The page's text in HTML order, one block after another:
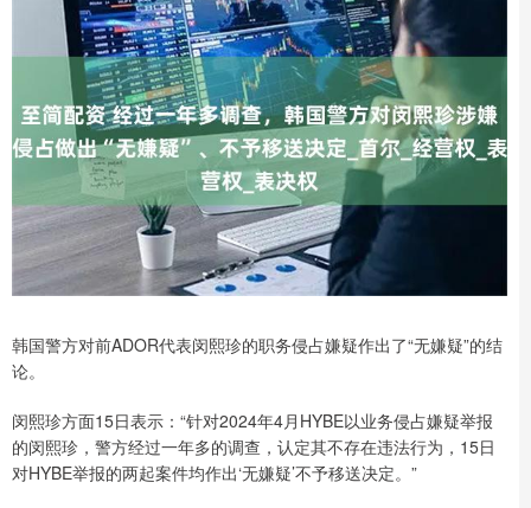
韩国警方对前ADOR代表闵熙珍的职务侵占嫌疑作出了“无嫌疑”的结
论。
闵熙珍方面15日表示：“针对2024年4月HYBE以业务侵占嫌疑举报
的闵熙珍，警方经过一年多的调查，认定其不存在违法行为，15日
对HYBE举报的两起案件均作出‘无嫌疑’不予移送决定。”